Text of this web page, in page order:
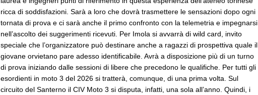
ricca di soddisfazioni. Sarà a loro che dovrà trasmettere le sensazioni dopo ogni
tornata di prova e ci sarà anche il primo confronto con la telemetria e impegnarsi
nell’ascolto dei suggerimenti ricevuti. Per Imola si avvarrà di wild card, invito
speciale che l’organizzatore può destinare anche a ragazzi di prospettiva quale il
giovane orvietano pare adesso identificabile. Avrà a disposizione più di un turno
di prova iniziando dalle sessioni di libere che precedono le qualifiche. Per tutti gli
esordienti in moto 3 del 2026 si tratterà, comunque, di una prima volta. Sul
circuito del Santerno il CIV Moto 3 si disputa, infatti, una sola all’anno. Quindi, i